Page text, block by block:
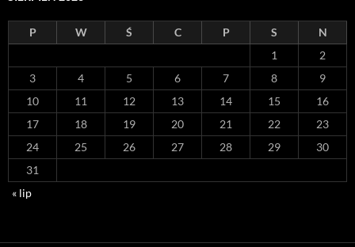
P W Ś C P S
N
1
2
3
4 5 6 7 8
9
10
11 12 13 14 15
16
17
18 19 20 21 22
23
24
25 26 27 28 29
30
31
« lip